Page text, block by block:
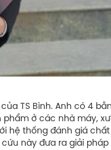
TS Bình. Anh có 4
ở các nhà máy,
hệ thống đánh giá
này đưa ra giải